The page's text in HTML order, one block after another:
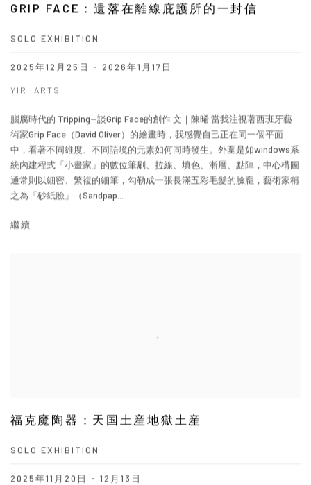
GRIP FACE：遺落在離線庇護所的一封信
SOLO EXHIBITION
2025年12月25日 - 2026年1月17日
YIRI ARTS
腦腐時代的 Tripping--談Grip Face的創作 文｜陳晞 當我注視著西班牙藝
術家Grip Face（David Oliver）的繪畫時，我感覺自己正在同一個平面
中，看著不同維度、不同語境的元素如何同時發生。外圍是如windows系
統內建程式「小畫家」的數位筆刷、拉線、填色、漸層、點陣，中心構圖
通常則以細密、繁複的細筆，勾勒成一張長滿五彩毛髮的臉龐，藝術家稱
之為「砂紙臉」（Sandpap...
繼續
福克魔陶器：天国土産地獄土産
SOLO EXHIBITION
2025年11月20日 - 12月13日